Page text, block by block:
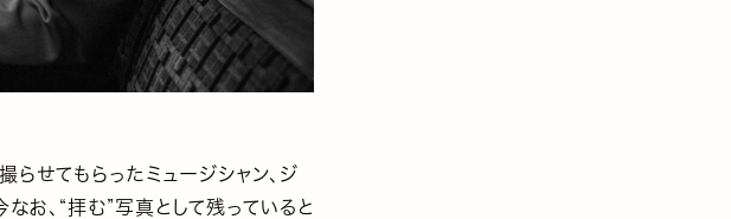
せてもらったミュージシャン、ジ
お、“拝む”写真として残っていると